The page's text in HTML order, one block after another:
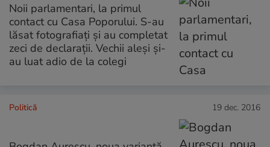
Noii parlamentari, la primul
contact cu Casa Poporului. S-au
lăsat fotografiați și au completat
zeci de declarații. Vechii aleși și-
au luat adio de la colegi
Politică 19 dec. 2016